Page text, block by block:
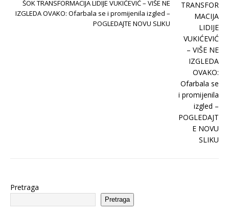
ŠOK TRANSFORMACIJA LIDIJE VUKIĆEVIĆ – VIŠE NE
IZGLEDA OVAKO: Ofarbala se i promijenila izgled –
POGLEDAJTE NOVU SLIKU
Pretraga
Pretraga